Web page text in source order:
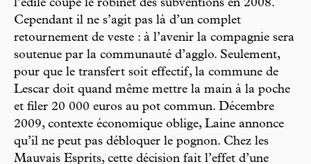
l’édile coupe le robinet des subventions en 2008.
Cependant il ne s’agit pas là d’un complet
retournement de veste : à l’avenir la compagnie sera
soutenue par la communauté d’agglo. Seulement,
pour que le transfert soit effectif, la commune de
Lescar doit quand même mettre la main à la poche
et filer 20 000 euros au pot commun. Décembre
2009, contexte économique oblige, Laine annonce
qu’il ne peut pas débloquer le pognon. Chez les
Mauvais Esprits, cette décision fait l’effet d’une